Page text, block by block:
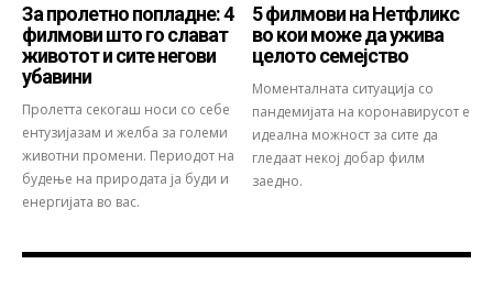
За пролетно попладне: 4
филмови што го слават
животот и сите негови
убавини
Пролетта секогаш носи со себе
ентузијазам и желба за големи
животни промени. Периодот на
будење на природата ја буди и
енергијата во вас.
5 филмови на Нетфликс
во кои може да ужива
целото семејство
Моменталната ситуација со
пандемијата на коронавирусот е
идеална можност за сите да
гледаат некој добар филм
заедно.